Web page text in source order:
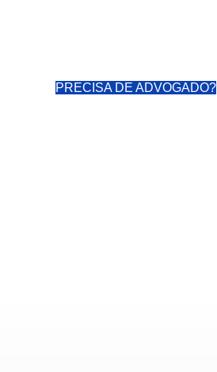
PRECISA DE ADVOGADO?